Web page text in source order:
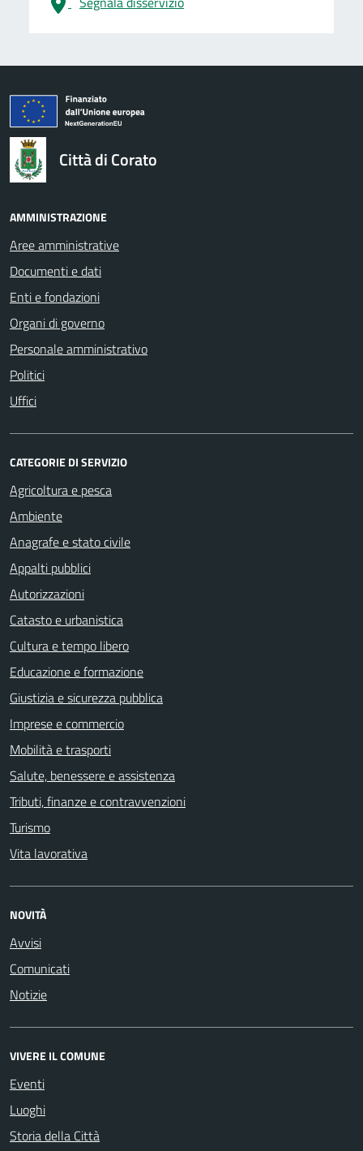
logo Unione Europea
Città di Corato
AMMINISTRAZIONE
Aree amministrative
Documenti e dati
Enti e fondazioni
Organi di governo
Personale amministrativo
Politici
Uffici
CATEGORIE DI SERVIZIO
Agricoltura e pesca
Ambiente
Anagrafe e stato civile
Appalti pubblici
Autorizzazioni
Catasto e urbanistica
Cultura e tempo libero
Educazione e formazione
Giustizia e sicurezza pubblica
Imprese e commercio
Mobilità e trasporti
Salute, benessere e assistenza
Tributi, finanze e contravvenzioni
Turismo
Vita lavorativa
NOVITÀ
Avvisi
Comunicati
Notizie
VIVERE IL COMUNE
Eventi
Luoghi
Storia della Città